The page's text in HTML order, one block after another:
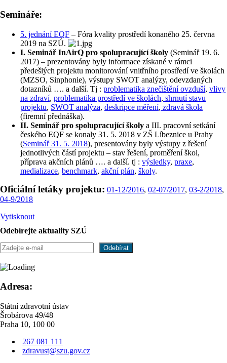
Semináře:
5. jednání EQF – Fóra kvality prostředí konaného 25. června
2019 na SZÚ.
I. Seminář InAirQ pro spolupracující školy (Seminář 19. 6.
2017) – prezentovány byly informace získané v rámci
předešlých projektu monitorování vnitřního prostředí ve školách
(MZSO, Sinphonie), výstupy SWOT analýzy, odevzdaných
dotazníků …. a další. Tj : problematika znečištění ovzduší, vlivy
na zdraví, problematika prostředí ve školách, shrnutí stavu
projektu, SWOT analýza, deskripce měření, zdravá škola
(firemní přednáška).
II. Seminář pro spolupracující školy a III. pracovní setkání
českého EQF se konaly 31. 5. 2018 v ZŠ Líbeznice u Prahy
(Seminář 31. 5. 2018), presentovány byly výstupy z řešení
jednotlivých částí projektu – stav řešení, proměření škol,
příprava akčních plánů …. a další. tj : výsledky, praxe,
medializace, benchmark, akční plán, školy.
Oficiální letáky projektu: 01-12/2016, 02-07/2017, 03-2/2018,
04-9/2018
Vytisknout
Odebírejte aktuality SZÚ
Adresa:
Státní zdravotní ústav
Šrobárova 49/48
Praha 10, 100 00
267 081 111
zdravust@szu.gov.cz